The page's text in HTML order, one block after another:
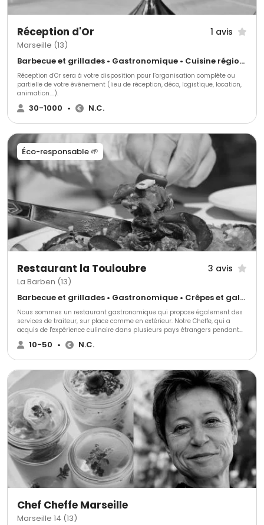
Réception d'Or 1 avis
Marseille (13)
Barbecue et grillades • Gastronomique • Cuisine régionale
Réception d'Or sera à votre disposition pour l’organisation complète ou
partielle de votre événement (lieu de réception, déco, logistique, location,
animation….).
30-1000 • N.C.
Éco-responsable 🌱
Restaurant la Touloubre 3 avis
La Barben (13)
Barbecue et grillades • Gastronomique • Crêpes et galettes
Nous sommes un restaurant gastronomique qui propose également des
services de traiteur, sur place comme en extérieur. Notre Cheffe, qui a
acquis de l'expérience culinaire dans plusieurs pays étrangers pendant
plusieurs années, apporte une touche internationale à notre cuisine.
10-50 • N.C.
Chef Cheffe Marseille
Marseille 14 (13)